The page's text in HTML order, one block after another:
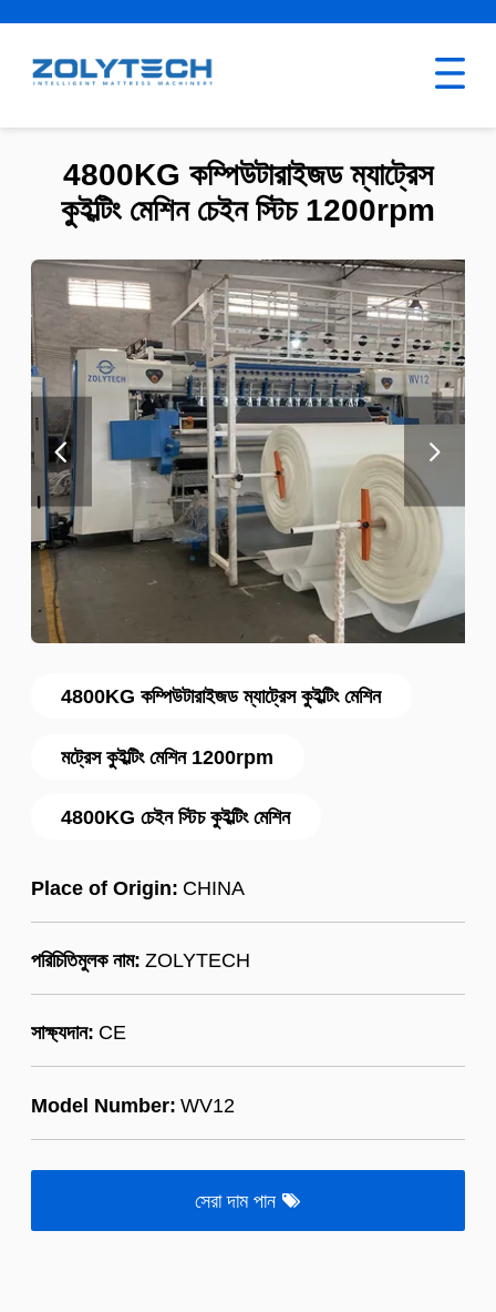
4800KG কম্পিউটারাইজড ম্যাট্রেস কুইল্টিং মেশিন
মট্রেস কুইল্টিং মেশিন 1200rpm
4800KG চেইন স্টিচ কুইল্টিং মেশিন
Place of Origin: CHINA
পরিচিতিমুলক নাম: ZOLYTECH
সাক্ষ্যদান: CE
Model Number: WV12
সেরা দাম পান
4800KG কম্পিউটারাইজড ম্যাট্রেস
কুইল্টিং মেশিন চেইন স্টিচ 1200rpm